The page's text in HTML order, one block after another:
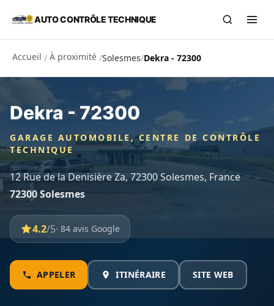
Aller au contenu principal
AUTO CONTRÔLE TECHNIQUE
Accueil / À proximité /Solesmes/Dekra - 72300
Dekra - 72300
GARAGE AUTOMOBILE, CENTRE DE CONTRÔLE
TECHNIQUE
12 Rue de la Denisière Za, 72300 Solesmes, France
72300 Solesmes
4.2/5· 84 avis Google
APPELER ITINÉRAIRE SITE WEB